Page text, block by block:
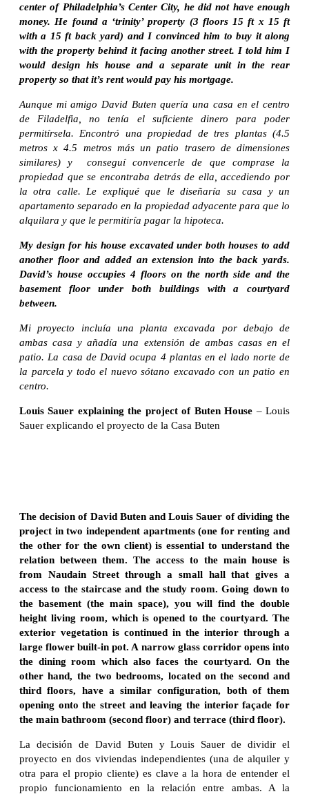
center of Philadelphia’s Center City, he did not have enough
money. He found a ‘trinity’ property (3 floors 15 ft x 15 ft
with a 15 ft back yard) and I convinced him to buy it along
with the property behind it facing another street. I told him I
would design his house and a separate unit in the rear
property so that it’s rent would pay his mortgage.
Aunque mi amigo David Buten quería una casa en el centro
de Filadelfia, no tenía el suficiente dinero para poder
permitírsela. Encontró una propiedad de tres plantas (4.5
metros x 4.5 metros más un patio trasero de dimensiones
similares) y conseguí convencerle de que comprase la
propiedad que se encontraba detrás de ella, accediendo por
la otra calle. Le expliqué que le diseñaría su casa y un
apartamento separado en la propiedad adyacente para que lo
alquilara y que le permitiría pagar la hipoteca.
My design for his house excavated under both houses to add
another floor and added an extension into the back yards.
David’s house occupies 4 floors on the north side and the
basement floor under both buildings with a courtyard
between.
Mi proyecto incluía una planta excavada por debajo de
ambas casa y añadía una extensión de ambas casas en el
patio. La casa de David ocupa 4 plantas en el lado norte de
la parcela y todo el nuevo sótano excavado con un patio en
centro.
Louis Sauer explaining the project of Buten House – Louis
Sauer explicando el proyecto de la Casa Buten
The decision of David Buten and Louis Sauer of dividing the
project in two independent apartments (one for renting and
the other for the own client) is essential to understand the
relation between them. The access to the main house is
from Naudain Street through a small hall that gives a
access to the staircase and the study room. Going down to
the basement (the main space), you will find the double
height living room, which is opened to the courtyard. The
exterior vegetation is continued in the interior through a
large flower built-in pot. A narrow glass corridor opens into
the dining room which also faces the courtyard. On the
other hand, the two bedrooms, located on the second and
third floors, have a similar configuration, both of them
opening onto the street and leaving the interior façade for
the main bathroom (second floor) and terrace (third floor).
La decisión de David Buten y Louis Sauer de dividir el
proyecto en dos viviendas independientes (una de alquiler y
otra para el propio cliente) es clave a la hora de entender el
propio funcionamiento en la relación entre ambas. A la